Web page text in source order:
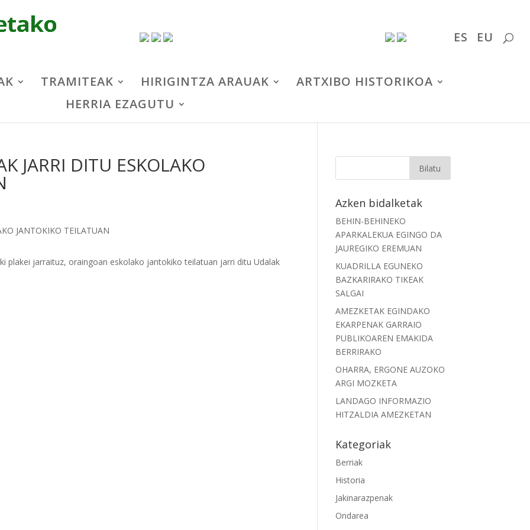
TRAMITEAK HIRIGINTZA ARAUAK
ARTXIBO HISTORIKOA
HERRIA EZAGUTU
EU
ES
JARRI DITU ESKOLAKO
plakei jarraituz, oraingoan eskolako jantokiko teilatuan jarri ditu Udalak
Azken bidalketak
BEHIN-BEHINEKO
APARKALEKUA EGINGO DA
JAUREGIKO EREMUAN
KUADRILLA EGUNEKO
BAZKARIRAKO TIKEAK
SALGAI
AMEZKETAK EGINDAKO
EKARPENAK GARRAIO
PUBLIKOAREN EMAKIDA
BERRIRAKO
OHARRA, ERGONE AUZOKO
ARGI MOZKETA
LANDAGO INFORMAZIO
HITZALDIA AMEZKETAN
Kategoriak
Berriak
Historia
Jakinarazpenak
Ondarea